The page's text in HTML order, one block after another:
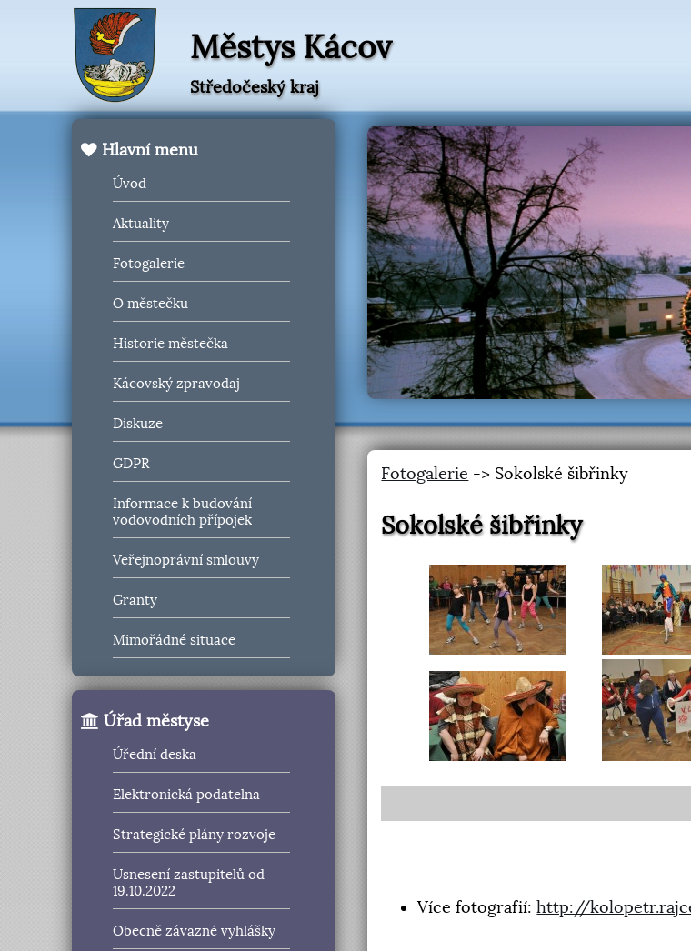
Městys Kácov
Středočeský kraj
Hlavní menu
Úvod
Aktuality
Fotogalerie
O městečku
Historie městečka
Kácovský zpravodaj
Diskuze
GDPR
Informace k budování
vodovodních přípojek
Veřejnoprávní smlouvy
Granty
Mimořádné situace
Úřad městyse
Úřední deska
Elektronická podatelna
Strategické plány rozvoje
Usnesení zastupitelů od
19.10.2022
Obecně závazné vyhlášky
Fotogalerie -> Sokolské šibřinky
Sokolské šibřinky
Více fotografií:http://